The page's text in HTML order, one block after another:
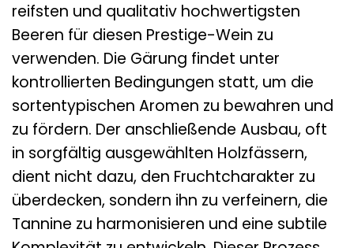
reifsten und qualitativ hochwertigsten
Beeren für diesen Prestige-Wein zu
verwenden. Die Gärung findet unter
kontrollierten Bedingungen statt, um die
sortentypischen Aromen zu bewahren und
zu fördern. Der anschließende Ausbau, oft
in sorgfältig ausgewählten Holzfässern,
dient nicht dazu, den Fruchtcharakter zu
überdecken, sondern ihn zu verfeinern, die
Tannine zu harmonisieren und eine subtile